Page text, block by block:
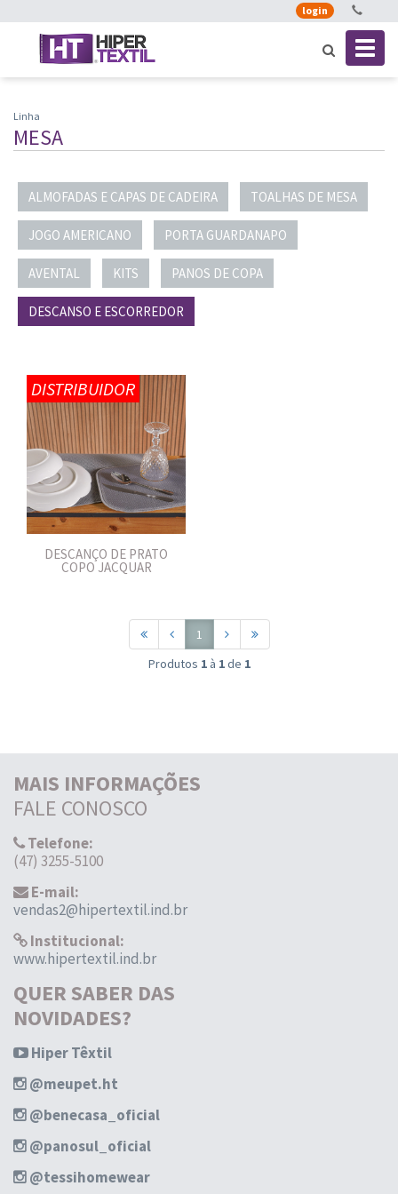
login
Linha
MESA
ALMOFADAS E CAPAS DE CADEIRA TOALHAS DE MESA
JOGO AMERICANO PORTA GUARDANAPO
AVENTAL KITS PANOS DE COPA
DESCANSO E ESCORREDOR
DISTRIBUIDOR
DESCANÇO DE PRATO
COPO JACQUAR
1
Produtos 1à 1de 1
MAIS INFORMAÇÕES
FALE CONOSCO
Telefone:
(47) 3255-5100
E-mail:
vendas2@hipertextil.ind.br
Institucional:
www.hipertextil.ind.br
QUER SABER DAS
NOVIDADES?
Hiper Têxtil
@meupet.ht
@benecasa_oficial
@panosul_oficial
@tessihomewear